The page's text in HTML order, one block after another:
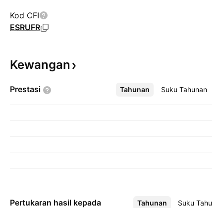
Kod CFI
ESRUFR
Kewangan
Prestasi Tahunan Suku Tahunan
Lebih
Pertukaran hasil kepada
Tahunan Suku
Lebih